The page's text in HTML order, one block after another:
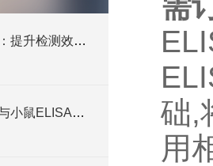
小鼠ELISA试剂盒：提升检测效率与准确性的解决方案
大鼠ELISA试剂盒与小鼠ELISA试剂盒对比：检测差异、适用物种及实验场景差异化分析
础,
用